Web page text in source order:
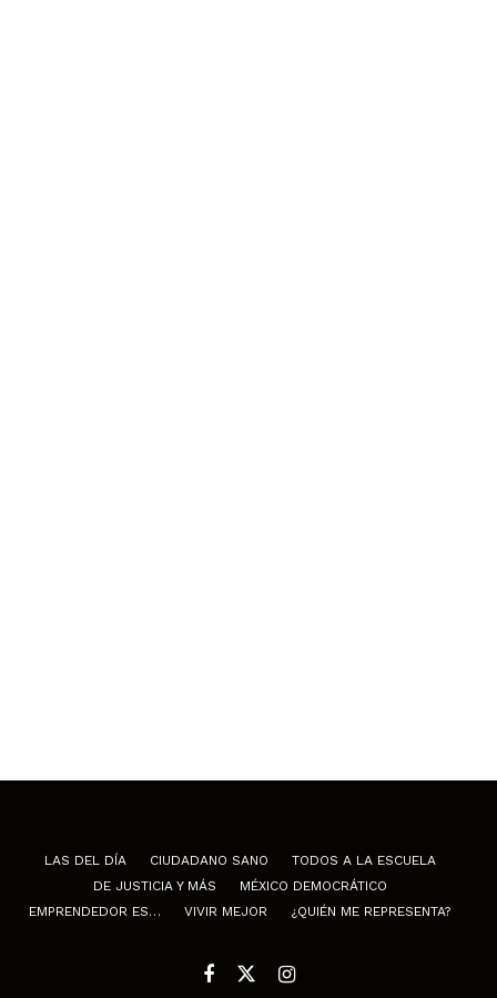
LAS DEL DÍA CIUDADANO SANO
TODOS A LA ESCUELA
DE JUSTICIA Y MÁS
MÉXICO DEMOCRÁTICO
EMPRENDEDOR ES…
VIVIR MEJOR ¿QUIÉN ME REPRESENTA?